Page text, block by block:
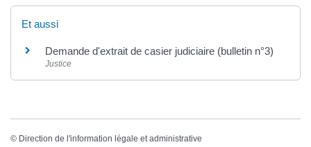
Et aussi
Demande d'extrait de casier judiciaire (bulletin n°3)
Justice
© Direction de l'information légale et administrative